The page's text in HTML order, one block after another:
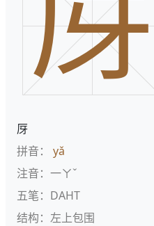
厊
拼音： yǎ
注音：一ㄚˇ
五笔：DAHT
结构：左上包围